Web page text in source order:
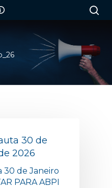
30 de
2026
30 de Janeiro
PARA ABPI